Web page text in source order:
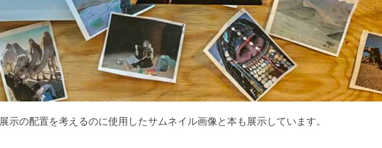
展示の配置を考えるのに使用したサムネイル画像と本も展示しています。